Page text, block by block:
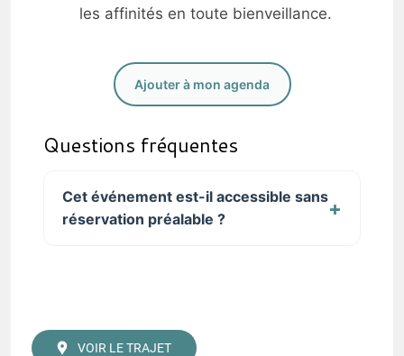
les affinités en toute bienveillance.
Ajouter à mon agenda
Questions fréquentes
Cet événement est-il accessible sans
réservation préalable ?
VOIR LE TRAJET